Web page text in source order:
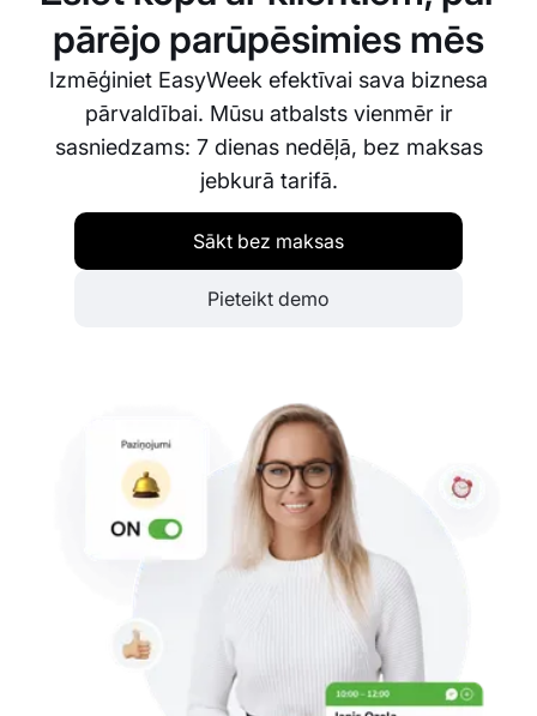
pārējo parūpēsimies mēs
Izmēģiniet EasyWeek efektīvai sava biznesa
pārvaldībai. Mūsu atbalsts vienmēr ir
sasniedzams: 7 dienas nedēļā, bez maksas
jebkurā tarifā.
Sākt bez maksas
Pieteikt demo